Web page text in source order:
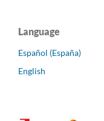
Language
Español (España)
English